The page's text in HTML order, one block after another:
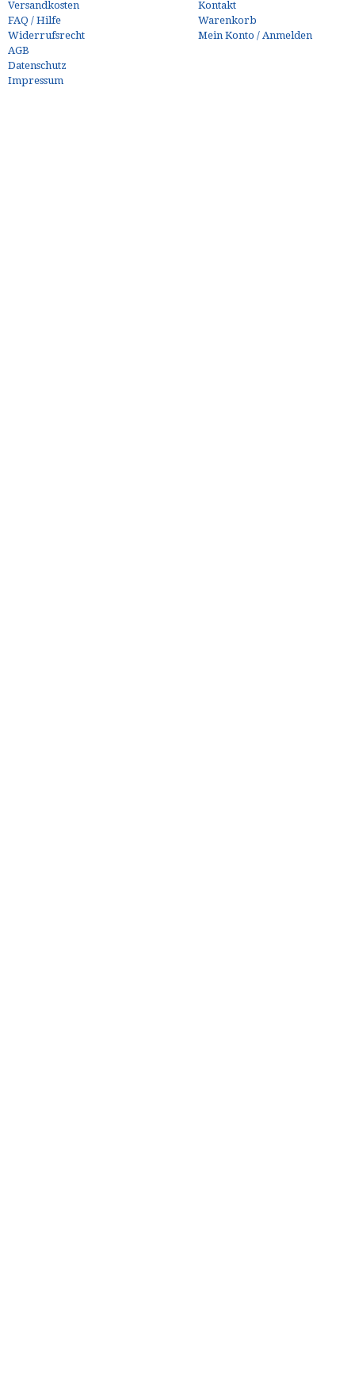
Versandkosten
FAQ / Hilfe
Widerrufsrecht
AGB
Datenschutz
Impressum
Kontakt
Warenkorb
Mein Konto / Anmelden